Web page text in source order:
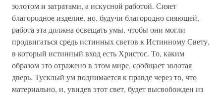
золотом и затратами, а искусной работой. Сияет
благородное изделие, но, будучи благородно сияющей,
работа эта должна освещать умы, чтобы они могли
продвигаться средь истинных светов к Истинному Свету,
в который истинный вход есть Христос. То, каким
образом это отражено в этом мире, сообщает золотая
дверь. Тусклый ум поднимается к правде через то, что
материально, и, увидев этот свет, будет высвобожден из